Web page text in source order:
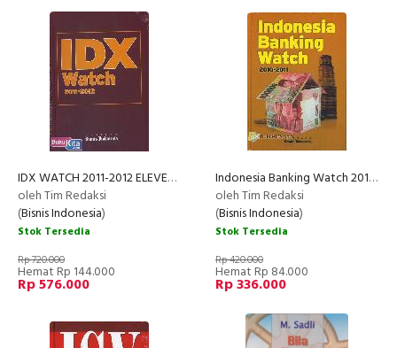
IDX WATCH 2011-2012 ELEVENTH EDITION
oleh Tim Redaksi
(Bisnis Indonesia)
Stok Tersedia
Rp 720.000
Hemat Rp 144.000
Rp 576.000
Indonesia Banking Watch 2010-2011
oleh Tim Redaksi
(Bisnis Indonesia)
Stok Tersedia
Rp 420.000
Hemat Rp 84.000
Rp 336.000